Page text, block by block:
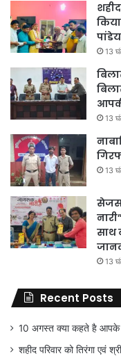
पांडेय
13
13
13
सेजस
साथ
13
Recent Posts
10 अगस्त क्या कहते है आपके
शहीद परिवार को तिरंगा एवं